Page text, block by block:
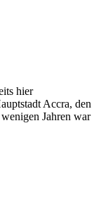
hier
Accra, den
Jahren war